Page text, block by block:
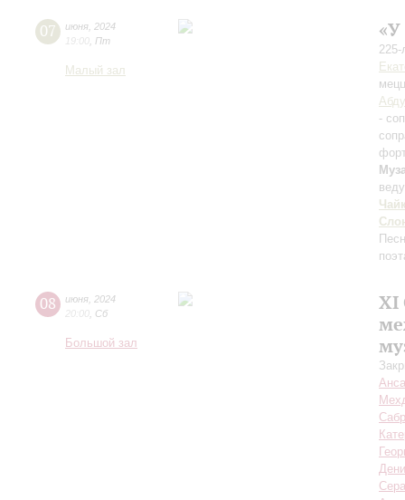
07 июня 2024
19:00 Пт
Малый зал
-
08 июня 2024
20:00 Сб
Большой зал
XI